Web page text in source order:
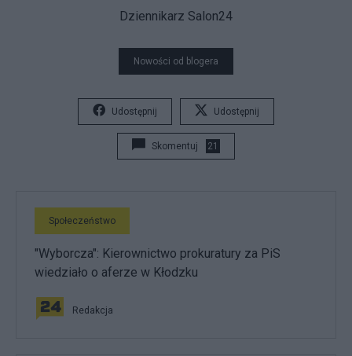
Dziennikarz Salon24
Nowości od blogera
Udostępnij Udostępnij
Skomentuj 21
Społeczeństwo
"Wyborcza": Kierownictwo prokuratury za PiS
wiedziało o aferze w Kłodzku
Redakcja